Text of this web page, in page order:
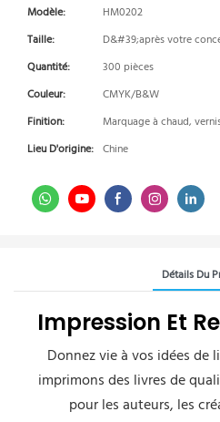
Modèle:
HM0202
Taille:
D&#39;après votre
Quantité:
300 pièces
Couleur:
CMYK/B&W
Finition:
Marquage à chaud,
Lieu D'origine: Chine
Détails Du
Impression Et
Donnez vie à vos idées de
imprimons des livres de
pour les auteurs, les